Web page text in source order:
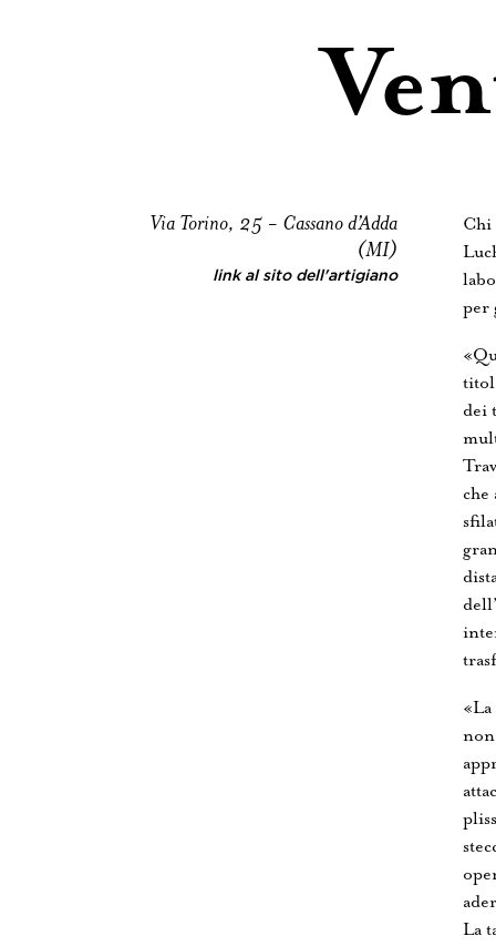
Via Torino, 25 - Cassano d’Adda
(MI)
link al sito dell'artigiano
Chi
per
dei
che
non
La